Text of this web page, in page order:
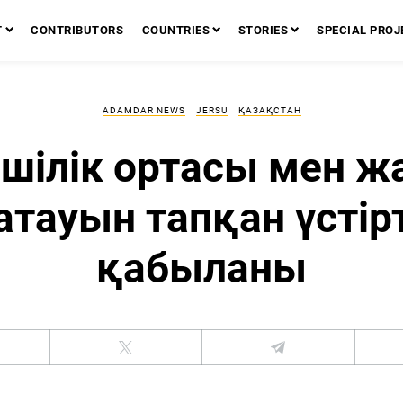
CONTRIBUTORS COUNTRIES STORIES SPECIAL
ADAMDAR NEWS JERSU ҚАЗАҚСТАН
ортасы мен
тапқан
қабыланы